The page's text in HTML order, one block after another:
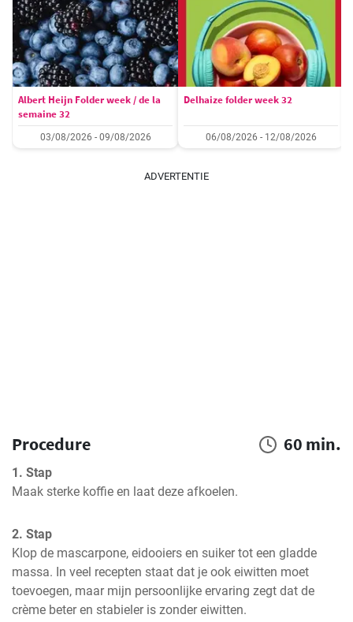
Albert Heijn Folder week / de la
semaine 32
03/08/2026 - 09/08/2026
Delhaize folder week 32
06/08/2026 - 12/08/2026
ADVERTENTIE
Procedure 60 min.
1. Stap
Maak sterke koffie en laat deze afkoelen.
2. Stap
Klop de mascarpone, eidooiers en suiker tot een gladde
massa. In veel recepten staat dat je ook eiwitten moet
toevoegen, maar mijn persoonlijke ervaring zegt dat de
crème beter en stabieler is zonder eiwitten.